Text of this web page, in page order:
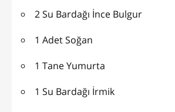
2 Su Bardağı İnce Bulgur
1 Adet Soğan
1 Tane Yumurta
1 Su Bardağı İrmik